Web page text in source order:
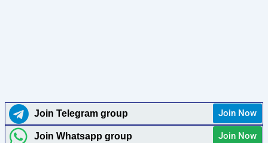
Join Telegram group Join Now
Join Whatsapp group Join Now